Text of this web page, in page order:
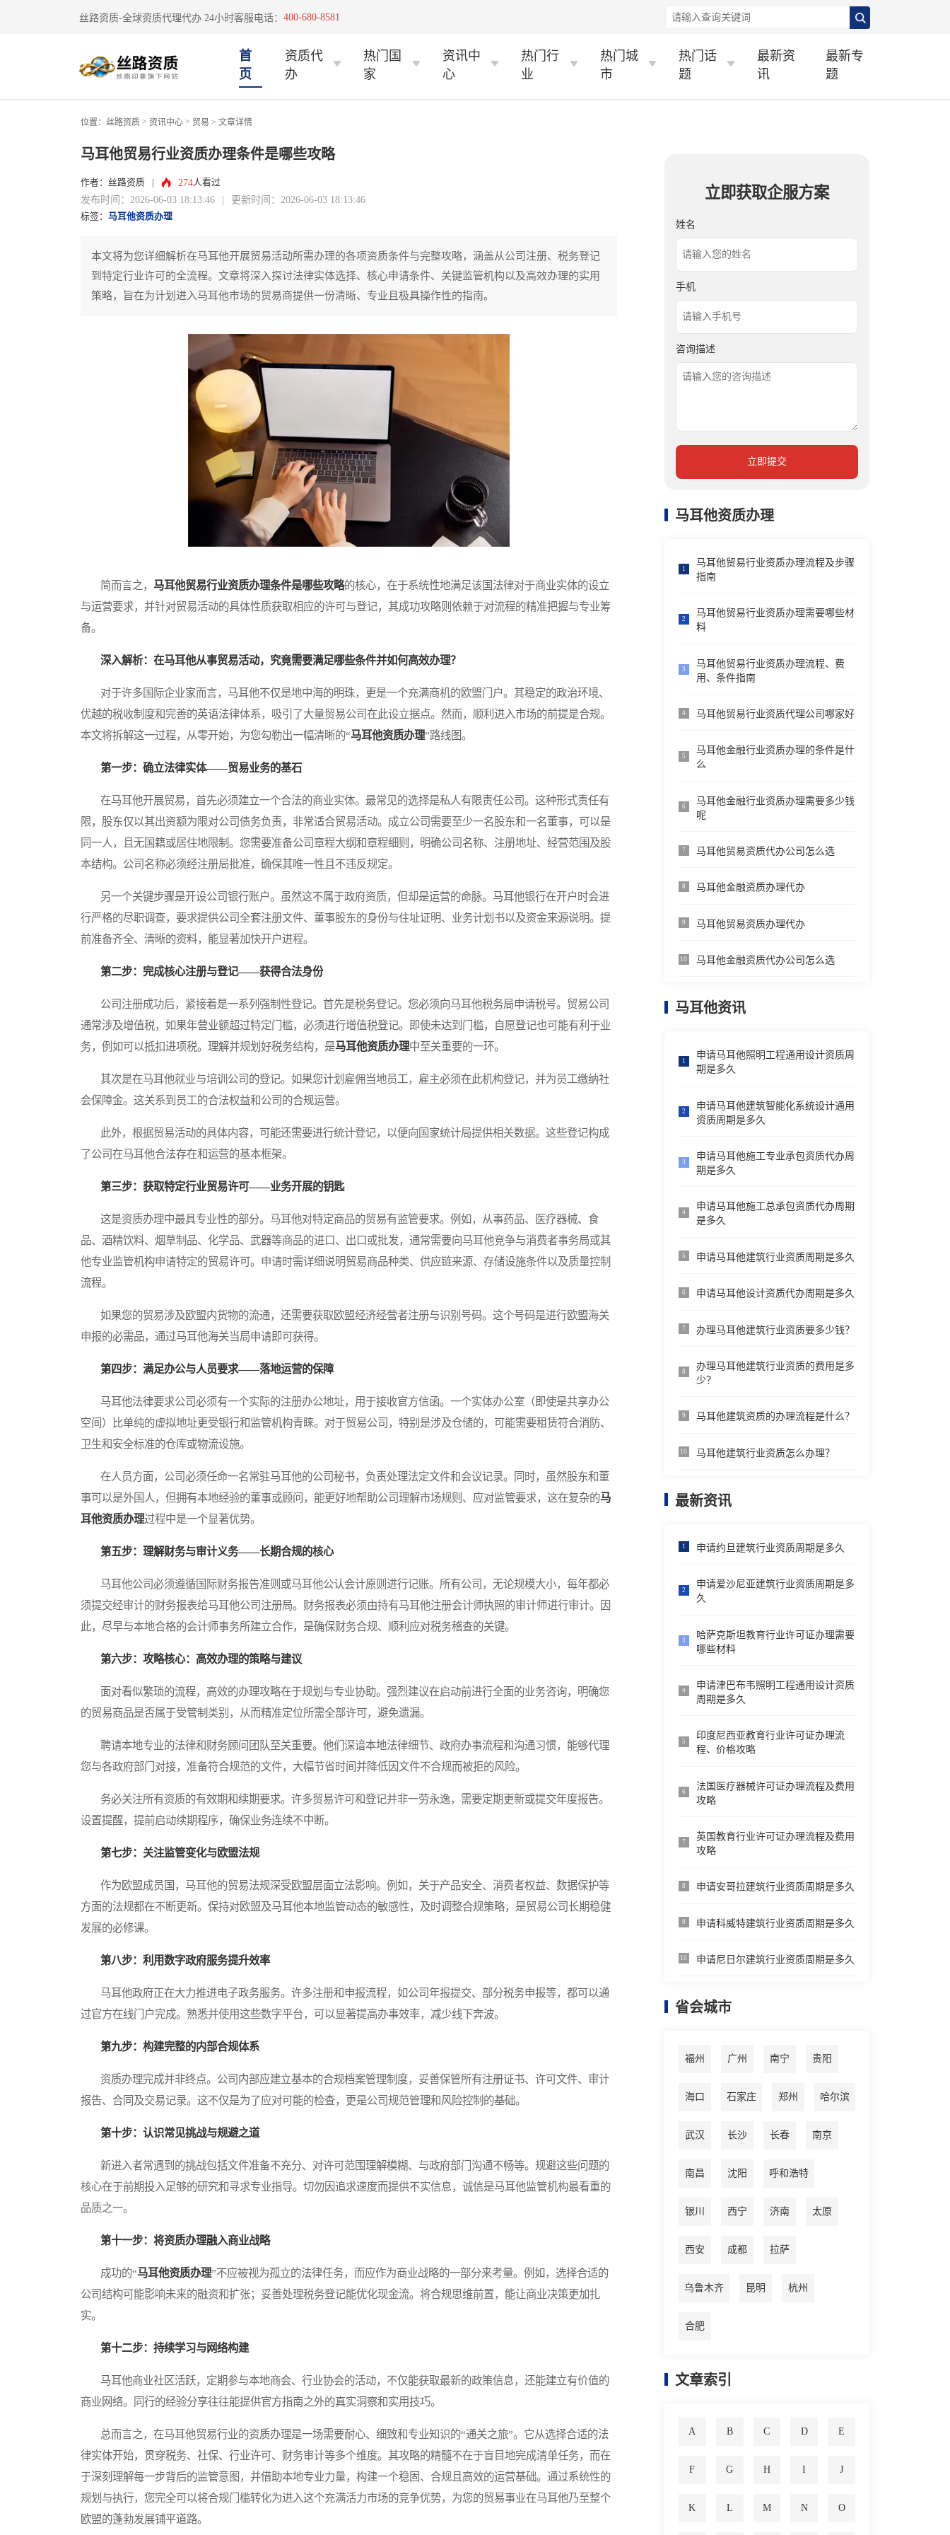
丝路资质-全球资质代理代办 24小时客服电话： 400-680-8581
首
页
资质代
办
热门国
家
资讯中
心
热门行
业
热门城
市
热门话
题
最新资
讯
最新专
题
位置： 丝路资质 > 资讯中心 > 贸易 > 文章详情
马耳他贸易行业资质办理条件是哪些攻略
作者：丝路资质 274人看过
发布时间：2026-06-03 18:13:46 | 更新时间：2026-06-03 18:13:46
标签： 马耳他资质办理
本文将为您详细解析在马耳他开展贸易活动所需办理的各项资质条件与完整攻略，涵盖从公司注册、税务登记
到特定行业许可的全流程。文章将深入探讨法律实体选择、核心申请条件、关键监管机构以及高效办理的实用
策略，旨在为计划进入马耳他市场的贸易商提供一份清晰、专业且极具操作性的指南。
简而言之， 马耳他贸易行业资质办理条件是哪些攻略的核心，在于系统性地满足该国法律对于商业实体的设立
与运营要求，并针对贸易活动的具体性质获取相应的许可与登记，其成功攻略则依赖于对流程的精准把握与专业筹
备。
深入解析：在马耳他从事贸易活动，究竟需要满足哪些条件并如何高效办理？
对于许多国际企业家而言，马耳他不仅是地中海的明珠，更是一个充满商机的欧盟门户。其稳定的政治环境、
优越的税收制度和完善的英语法律体系，吸引了大量贸易公司在此设立据点。然而，顺利进入市场的前提是合规。
本文将拆解这一过程，从零开始，为您勾勒出一幅清晰的“马耳他资质办理”路线图。
第一步：确立法律实体——贸易业务的基石
在马耳他开展贸易，首先必须建立一个合法的商业实体。最常见的选择是私人有限责任公司。这种形式责任有
限，股东仅以其出资额为限对公司债务负责，非常适合贸易活动。成立公司需要至少一名股东和一名董事，可以是
同一人，且无国籍或居住地限制。您需要准备公司章程大纲和章程细则，明确公司名称、注册地址、经营范围及股
本结构。公司名称必须经注册局批准，确保其唯一性且不违反规定。
另一个关键步骤是开设公司银行账户。虽然这不属于政府资质，但却是运营的命脉。马耳他银行在开户时会进
行严格的尽职调查，要求提供公司全套注册文件、董事股东的身份与住址证明、业务计划书以及资金来源说明。提
前准备齐全、清晰的资料，能显著加快开户进程。
第二步：完成核心注册与登记——获得合法身份
公司注册成功后，紧接着是一系列强制性登记。首先是税务登记。您必须向马耳他税务局申请税号。贸易公司
通常涉及增值税，如果年营业额超过特定门槛，必须进行增值税登记。即使未达到门槛，自愿登记也可能有利于业
务，例如可以抵扣进项税。理解并规划好税务结构，是马耳他资质办理中至关重要的一环。
其次是在马耳他就业与培训公司的登记。如果您计划雇佣当地员工，雇主必须在此机构登记，并为员工缴纳社
会保障金。这关系到员工的合法权益和公司的合规运营。
此外，根据贸易活动的具体内容，可能还需要进行统计登记，以便向国家统计局提供相关数据。这些登记构成
了公司在马耳他合法存在和运营的基本框架。
第三步：获取特定行业贸易许可——业务开展的钥匙
这是资质办理中最具专业性的部分。马耳他对特定商品的贸易有监管要求。例如，从事药品、医疗器械、食
品、酒精饮料、烟草制品、化学品、武器等商品的进口、出口或批发，通常需要向马耳他竞争与消费者事务局或其
他专业监管机构申请特定的贸易许可。申请时需详细说明贸易商品种类、供应链来源、存储设施条件以及质量控制
流程。
如果您的贸易涉及欧盟内货物的流通，还需要获取欧盟经济经营者注册与识别号码。这个号码是进行欧盟海关
申报的必需品，通过马耳他海关当局申请即可获得。
第四步：满足办公与人员要求——落地运营的保障
马耳他法律要求公司必须有一个实际的注册办公地址，用于接收官方信函。一个实体办公室（即使是共享办公
空间）比单纯的虚拟地址更受银行和监管机构青睐。对于贸易公司，特别是涉及仓储的，可能需要租赁符合消防、
卫生和安全标准的仓库或物流设施。
在人员方面，公司必须任命一名常驻马耳他的公司秘书，负责处理法定文件和会议记录。同时，虽然股东和董
事可以是外国人，但拥有本地经验的董事或顾问，能更好地帮助公司理解市场规则、应对监管要求，这在复杂的马
耳他资质办理过程中是一个显著优势。
第五步：理解财务与审计义务——长期合规的核心
马耳他公司必须遵循国际财务报告准则或马耳他公认会计原则进行记账。所有公司，无论规模大小，每年都必
须提交经审计的财务报表给马耳他公司注册局。财务报表必须由持有马耳他注册会计师执照的审计师进行审计。因
此，尽早与本地合格的会计师事务所建立合作，是确保财务合规、顺利应对税务稽查的关键。
第六步：攻略核心：高效办理的策略与建议
面对看似繁琐的流程，高效的办理攻略在于规划与专业协助。强烈建议在启动前进行全面的业务咨询，明确您
的贸易商品是否属于受管制类别，从而精准定位所需全部许可，避免遗漏。
聘请本地专业的法律和财务顾问团队至关重要。他们深谙本地法律细节、政府办事流程和沟通习惯，能够代理
您与各政府部门对接，准备符合规范的文件，大幅节省时间并降低因文件不合规而被拒的风险。
务必关注所有资质的有效期和续期要求。许多贸易许可和登记并非一劳永逸，需要定期更新或提交年度报告。
设置提醒，提前启动续期程序，确保业务连续不中断。
第七步：关注监管变化与欧盟法规
作为欧盟成员国，马耳他的贸易法规深受欧盟层面立法影响。例如，关于产品安全、消费者权益、数据保护等
方面的法规都在不断更新。保持对欧盟及马耳他本地监管动态的敏感性，及时调整合规策略，是贸易公司长期稳健
发展的必修课。
第八步：利用数字政府服务提升效率
马耳他政府正在大力推进电子政务服务。许多注册和申报流程，如公司年报提交、部分税务申报等，都可以通
过官方在线门户完成。熟悉并使用这些数字平台，可以显著提高办事效率，减少线下奔波。
第九步：构建完整的内部合规体系
资质办理完成并非终点。公司内部应建立基本的合规档案管理制度，妥善保管所有注册证书、许可文件、审计
报告、合同及交易记录。这不仅是为了应对可能的检查，更是公司规范管理和风险控制的基础。
第十步：认识常见挑战与规避之道
新进入者常遇到的挑战包括文件准备不充分、对许可范围理解模糊、与政府部门沟通不畅等。规避这些问题的
核心在于前期投入足够的研究和寻求专业指导。切勿因追求速度而提供不实信息，诚信是马耳他监管机构最看重的
品质之一。
第十一步：将资质办理融入商业战略
成功的“马耳他资质办理”不应被视为孤立的法律任务，而应作为商业战略的一部分来考量。例如，选择合适的
公司结构可能影响未来的融资和扩张；妥善处理税务登记能优化现金流。将合规思维前置，能让商业决策更加扎
实。
第十二步：持续学习与网络构建
马耳他商业社区活跃，定期参与本地商会、行业协会的活动，不仅能获取最新的政策信息，还能建立有价值的
商业网络。同行的经验分享往往能提供官方指南之外的真实洞察和实用技巧。
总而言之，在马耳他贸易行业的资质办理是一场需要耐心、细致和专业知识的“通关之旅”。它从选择合适的法
律实体开始，贯穿税务、社保、行业许可、财务审计等多个维度。其攻略的精髓不在于盲目地完成清单任务，而在
于深刻理解每一步背后的监管意图，并借助本地专业力量，构建一个稳固、合规且高效的运营基础。通过系统性的
规划与执行，您完全可以将合规门槛转化为进入这个充满活力市场的竞争优势，为您的贸易事业在马耳他乃至整个
欧盟的蓬勃发展铺平道路。
立即获取企服方案
姓名
手机
咨询描述
立即提交
马耳他资质办理
1
马耳他贸易行业资质办理流程及步骤
指南
2
马耳他贸易行业资质办理需要哪些材
料
3
马耳他贸易行业资质办理流程、费
用、条件指南
4 马耳他贸易行业资质代理公司哪家好
5
马耳他金融行业资质办理的条件是什
么
6
马耳他金融行业资质办理需要多少钱
呢
7 马耳他贸易资质代办公司怎么选
8 马耳他金融资质办理代办
9 马耳他贸易资质办理代办
10 马耳他金融资质代办公司怎么选
马耳他资讯
1
申请马耳他照明工程通用设计资质周
期是多久
2
申请马耳他建筑智能化系统设计通用
资质周期是多久
3
申请马耳他施工专业承包资质代办周
期是多久
4
申请马耳他施工总承包资质代办周期
是多久
5 申请马耳他建筑行业资质周期是多久
6 申请马耳他设计资质代办周期是多久
7 办理马耳他建筑行业资质要多少钱？
8
办理马耳他建筑行业资质的费用是多
少？
9 马耳他建筑资质的办理流程是什么？
10 马耳他建筑行业资质怎么办理？
最新资讯
1 申请约旦建筑行业资质周期是多久
2
申请爱沙尼亚建筑行业资质周期是多
久
3
哈萨克斯坦教育行业许可证办理需要
哪些材料
4
申请津巴布韦照明工程通用设计资质
周期是多久
5
印度尼西亚教育行业许可证办理流
程、价格攻略
6
法国医疗器械许可证办理流程及费用
攻略
7
英国教育行业许可证办理流程及费用
攻略
8 申请安哥拉建筑行业资质周期是多久
9 申请科威特建筑行业资质周期是多久
10 申请尼日尔建筑行业资质周期是多久
省会城市
福州 广州 南宁 贵阳
海口 石家庄 郑州 哈尔滨
武汉 长沙 长春 南京
南昌 沈阳 呼和浩特
银川 西宁 济南 太原
西安 成都 拉萨
乌鲁木齐 昆明 杭州
合肥
文章索引
A B C D E
F G H I J
K L M N O